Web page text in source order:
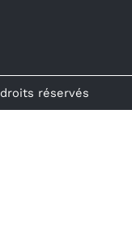
réservés